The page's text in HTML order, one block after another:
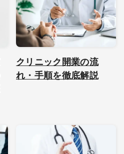
クリニック開業の流
れ・手順を徹底解説